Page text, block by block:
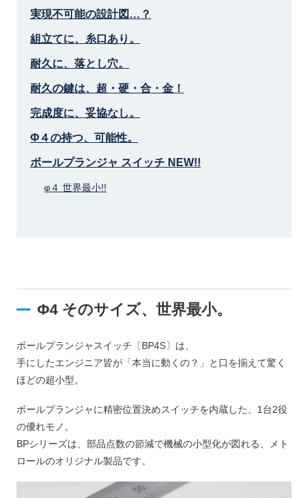
実現不可能の設計図…？
組立てに、糸口あり。
耐久に、落とし穴。
耐久の鍵は、超・硬・合・金！
完成度に、妥協なし。
Φ４の持つ、可能性。
ボールプランジャ スイッチ NEW!!
φ４ 世界最小!!
Φ4 そのサイズ、世界最小。
ボールプランジャスイッチ〔BP4S〕は、
手にしたエンジニア皆が「本当に動くの？」と口を揃えて驚く
ほどの超小型。
ボールプランジャに精密位置決めスイッチを内蔵した、1台2役
の優れモノ。
BPシリーズは、部品点数の節減で機械の小型化が図れる、メト
ロールのオリジナル製品です。